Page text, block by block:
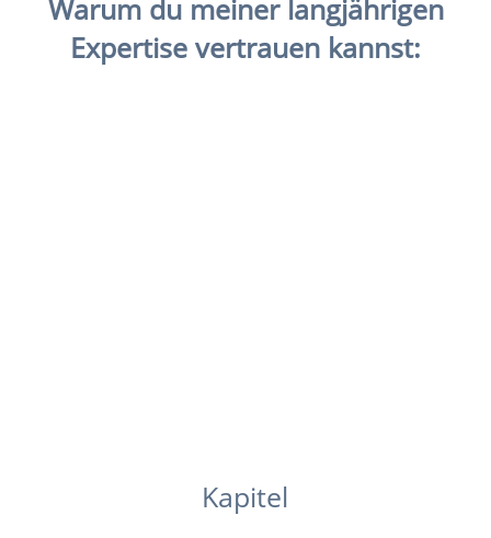
Warum du meiner langjährigen
Expertise vertrauen kannst:
Kapitel